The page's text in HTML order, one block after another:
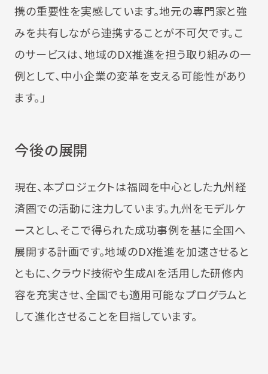
携の重要性を実感しています。地元の専門家と強
みを共有しながら連携することが不可欠です。こ
のサービスは、地域のDX推進を担う取り組みの一
例として、中小企業の変革を支える可能性があり
ます。」
今後の展開
現在、本プロジェクトは福岡を中心とした九州経
済圏での活動に注力しています。九州をモデルケ
ースとし、そこで得られた成功事例を基に全国へ
展開する計画です。地域のDX推進を加速させると
ともに、クラウド技術や生成AIを活用した研修内
容を充実させ、全国でも適用可能なプログラムと
して進化させることを目指しています。